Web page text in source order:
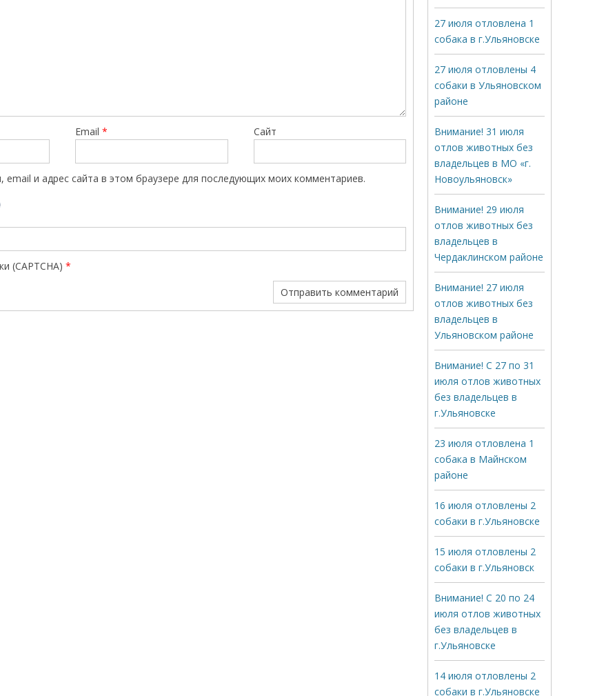
Email* Сайт
email и адрес сайта в этом браузере для последующих моих комментариев.
(CAPTCHA) *
27 июля отловлена 1
собака в г.Ульяновске
27 июля отловлены 4
собаки в Ульяновском
районе
Внимание! 31 июля
отлов животных без
владельцев в МО «г.
Новоульяновск»
Внимание! 29 июля
отлов животных без
владельцев в
Чердаклинском районе
Внимание! 27 июля
отлов животных без
владельцев в
Ульяновском районе
Внимание! С 27 по 31
июля отлов животных
без владельцев в
г.Ульяновске
23 июля отловлена 1
собака в Майнском
районе
16 июля отловлены 2
собаки в г.Ульяновске
15 июля отловлены 2
собаки в г.Ульяновск
Внимание! С 20 по 24
июля отлов животных
без владельцев в
г.Ульяновске
14 июля отловлены 2
собаки в г.Ульяновске